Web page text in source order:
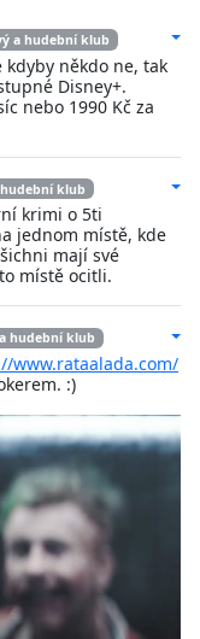
a hudební klub
někdo ne, tak
Disney+.
nebo 1990 Kč za
klub
krimi o 5ti
jednom místě, kde
mají své
místě ocitli.
hudební klub
www.rataalada.com/
:)